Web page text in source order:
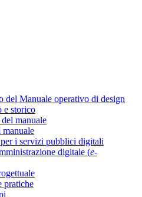
del Manuale operativo di design
e storico
manuale
i servizi pubblici digitali
digitale (e-
pratiche